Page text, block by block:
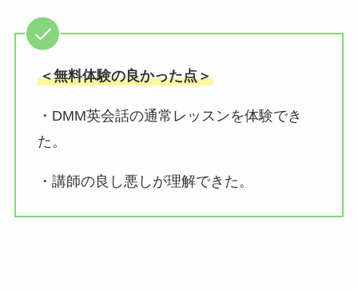
＜無料体験の良かった点＞
・DMM英会話の通常レッスンを体験でき
た。
・講師の良し悪しが理解できた。